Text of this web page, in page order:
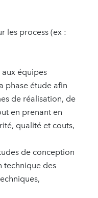
les process (ex :
équipes
phase étude afin
de réalisation, de
en prenant en
qualité et couts,
de conception
technique des